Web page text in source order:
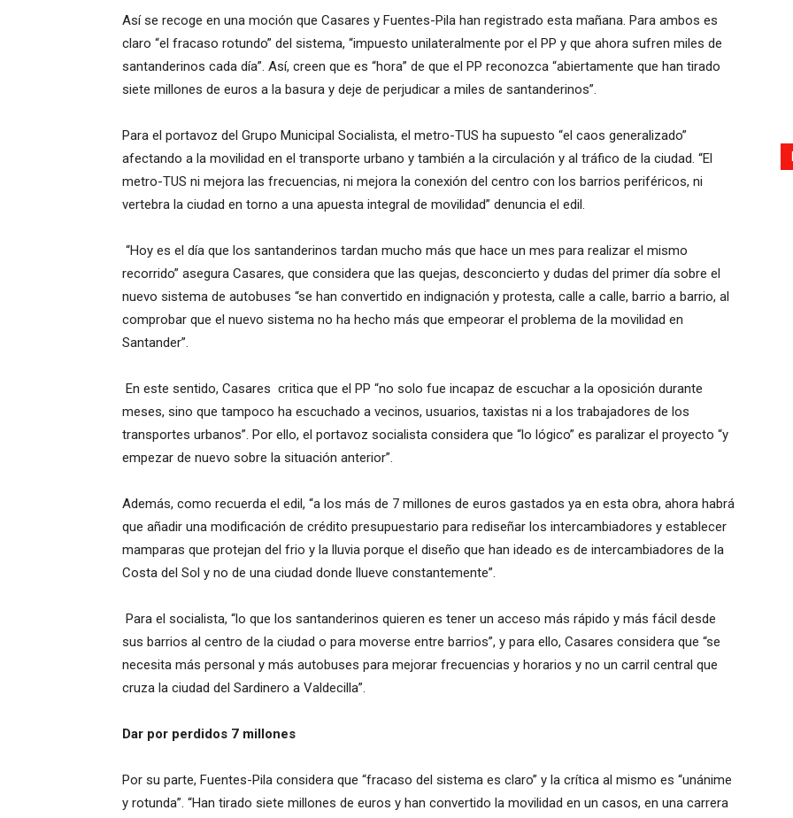
Así se recoge en una moción que Casares y Fuentes-Pila han registrado esta mañana. Para ambos es
claro “el fracaso rotundo” del sistema, “impuesto unilateralmente por el PP y que ahora sufren miles de
santanderinos cada día”. Así, creen que es “hora” de que el PP reconozca “abiertamente que han tirado
siete millones de euros a la basura y deje de perjudicar a miles de santanderinos”.
Para el portavoz del Grupo Municipal Socialista, el metro-TUS ha supuesto “el caos generalizado”
afectando a la movilidad en el transporte urbano y también a la circulación y al tráfico de la ciudad. “El
metro-TUS ni mejora las frecuencias, ni mejora la conexión del centro con los barrios periféricos, ni
vertebra la ciudad en torno a una apuesta integral de movilidad” denuncia el edil.
“Hoy es el día que los santanderinos tardan mucho más que hace un mes para realizar el mismo
recorrido” asegura Casares, que considera que las quejas, desconcierto y dudas del primer día sobre el
nuevo sistema de autobuses “se han convertido en indignación y protesta, calle a calle, barrio a barrio, al
comprobar que el nuevo sistema no ha hecho más que empeorar el problema de la movilidad en
Santander”.
En este sentido, Casares critica que el PP “no solo fue incapaz de escuchar a la oposición durante
meses, sino que tampoco ha escuchado a vecinos, usuarios, taxistas ni a los trabajadores de los
transportes urbanos”. Por ello, el portavoz socialista considera que “lo lógico” es paralizar el proyecto “y
empezar de nuevo sobre la situación anterior”.
Además, como recuerda el edil, “a los más de 7 millones de euros gastados ya en esta obra, ahora habrá
que añadir una modificación de crédito presupuestario para rediseñar los intercambiadores y establecer
mamparas que protejan del frio y la lluvia porque el diseño que han ideado es de intercambiadores de la
Costa del Sol y no de una ciudad donde llueve constantemente”.
Para el socialista, “lo que los santanderinos quieren es tener un acceso más rápido y más fácil desde
sus barrios al centro de la ciudad o para moverse entre barrios”, y para ello, Casares considera que “se
necesita más personal y más autobuses para mejorar frecuencias y horarios y no un carril central que
cruza la ciudad del Sardinero a Valdecilla”.
Dar por perdidos 7 millones
Por su parte, Fuentes-Pila considera que “fracaso del sistema es claro” y la crítica al mismo es “unánime
y rotunda”. “Han tirado siete millones de euros y han convertido la movilidad en un casos, en una carrera